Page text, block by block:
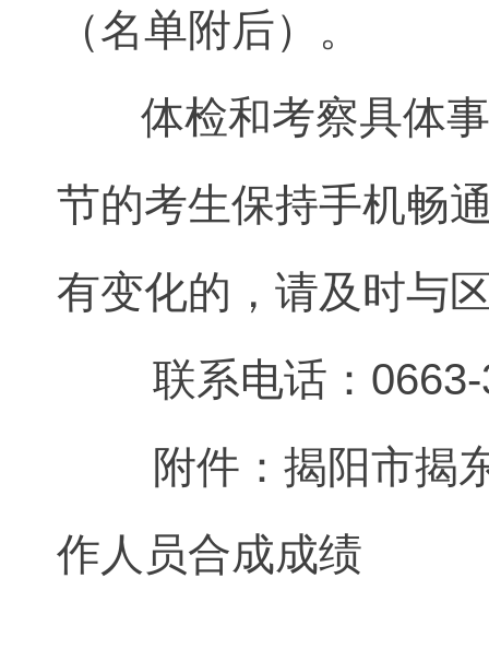
（名单附后）。
体检和考察具体事
节的考生保持手机畅
有变化的，请及时
联系电话：0663-
附件：揭阳市揭东
作人员合成成绩